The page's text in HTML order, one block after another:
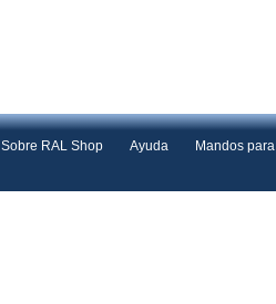
Sobre RAL Shop Ayuda Mandos